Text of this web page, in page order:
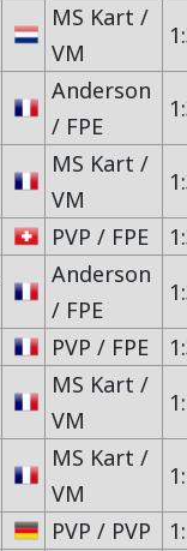
MS Kart /
VM
Anderson
/ FPE
MS Kart /
VM
PVP / FPE
Anderson
/ FPE
PVP / FPE
MS Kart /
VM
MS Kart /
VM
PVP / PVP